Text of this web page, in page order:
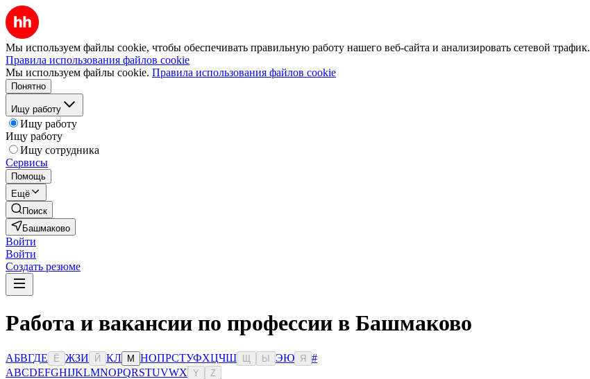
Мы используем файлы cookie, чтобы обеспечивать правильную работу нашего веб-сайта и анализировать сетевой трафик.
Правила использования файлов cookie
Мы используем файлы cookie. Правила использования файлов cookie
Понятно
Ищу работу
Ищу работу
Ищу работу
Ищу сотрудника
Сервисы
Помощь
Ещё
Поиск
Башмаково
Войти
Войти
Создать резюме
Работа и вакансии по профессии в Башмаково
АБВГДЕ Ё ЖЗИ Й КЛ М НОПРСТУФХЦЧШ Ы ЭЮ Я
#
ABCDEFGHIJKLMNOPQRSTUVWX Y Z